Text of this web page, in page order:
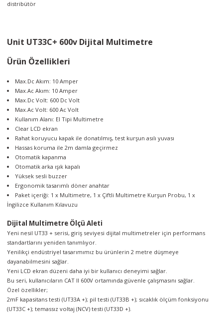
Unit UT33C+ 600v Dijital Multimetre
Ürün Özellikleri
Max.Dc Akım: 10 Amper
Max.Ac Akım: 10 Amper
Max.Dc Volt: 600 Dc Volt
Max.Ac Volt: 600 Ac Volt
Kullanım Alanı: El Tipi Multimetre
Clear LCD ekran
Rahat koruyucu kapak ile donatılmış, test kurşun asılı yuvası
Hassas koruma ile 2m damla geçirmez
Otomatik kapanma
Otomatik arka ışık kapalı
Yüksek sesli buzzer
Ergonomik tasarımlı döner anahtar
Paket içeriği: 1 x Multimetre, 1 x Çiftli Multimetre Kurşun Probu, 1 x
İngilizce Kullanım Kılavuzu
Dijital Multimetre Ölçü Aleti
Yeni nesil UT33 + serisi, giriş seviyesi dijital multimetreler için performans
standartlarını yeniden tanımlıyor.
Yenilikçi endüstriyel tasarımımız bu ürünlerin 2 metre düşmeye
dayanabilmesini sağlar.
Yeni LCD ekran düzeni daha iyi bir kullanıcı deneyimi sağlar.
Bu seri, kullanıcıların CAT II 600V ortamında güvenle çalışmasını sağlar.
Özel özellikler;
2mF kapasitans testi (UT33A +); pil testi (UT33B +); sıcaklık ölçüm fonksiyonu
(UT33C +); temassız voltaj (NCV) testi (UT33D +).